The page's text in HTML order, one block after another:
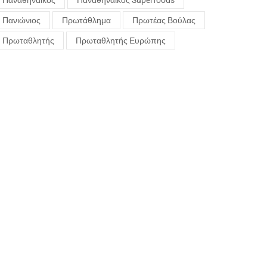
Πανιώνιος Πρωτάθλημα Πρωτέας Βούλας
Πρωταθλητής Πρωταθλητής Ευρώπης